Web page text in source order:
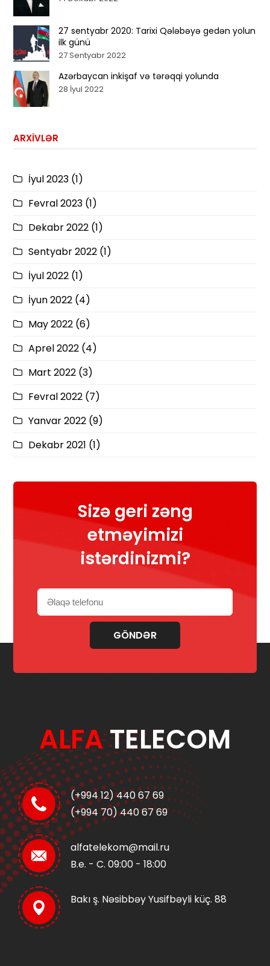
27 sentyabr 2020: Tarixi Qələbəyə gedən yolun
ilk günü
27 Sentyabr 2022
Azərbaycan inkişaf və tərəqqi yolunda
28 İyul 2022
ARXIVLƏR
İyul 2023 (1)
Fevral 2023 (1)
Dekabr 2022 (1)
Sentyabr 2022 (1)
İyul 2022 (1)
İyun 2022 (4)
May 2022 (6)
Aprel 2022 (4)
Mart 2022 (3)
Fevral 2022 (7)
Yanvar 2022 (9)
Dekabr 2021 (1)
Sizə geri zəng
etməyimizi
istərdinizmi?
GÖNDƏR
ALFATELECOM
(+994 12) 440 67 69
(+994 70) 440 67 69
alfatelekom@mail.ru
B.e. - C. 09:00 - 18:00
Bakı ş. Nəsibbəy Yusifbəyli küç. 88